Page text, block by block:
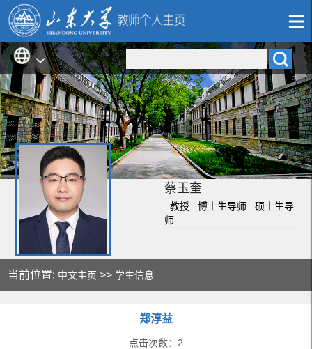
蔡玉奎
教授 博士生导师 硕士生导
师
当前位置: 中文主页 >>学生信息
郑淳益
点击次数： 2